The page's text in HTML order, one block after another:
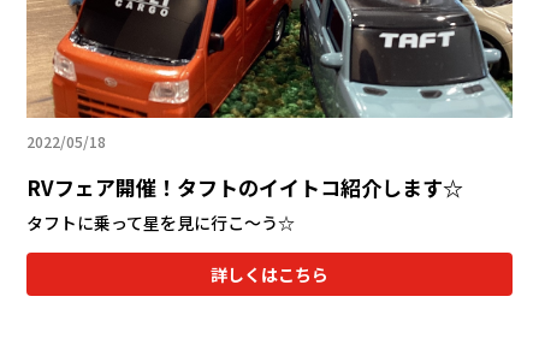
2022/05/18
RVフェア開催！タフトのイイトコ紹介します☆
タフトに乗って星を見に行こ～う☆
詳しくはこちら